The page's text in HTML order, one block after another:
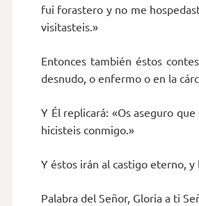
fui forastero y no me
visitasteis.»
Entonces también éstos
desnudo, o enfermo o en la
Y Él replicará: «Os aseguro
hicisteis conmigo.»
Y éstos irán al castigo eterno,
Palabra del Señor, Gloria a ti